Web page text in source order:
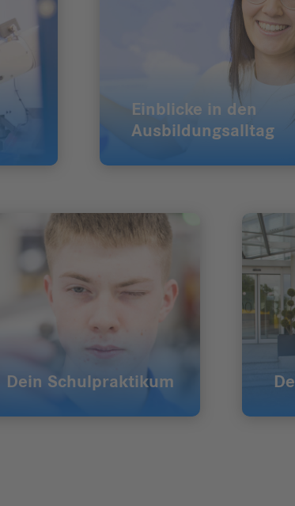
Einblicke in den
Ausbildungsalltag
Dein Schulpraktikum